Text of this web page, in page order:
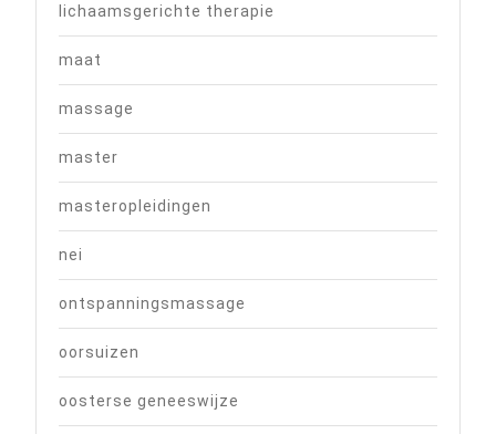
lichaamsgerichte therapie
maat
massage
master
masteropleidingen
nei
ontspanningsmassage
oorsuizen
oosterse geneeswijze